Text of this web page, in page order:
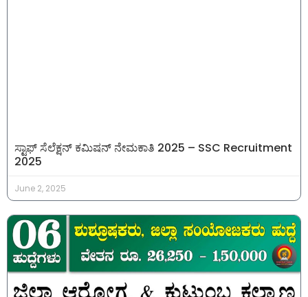
ಸ್ಟಾಫ್ ಸೆಲೆಕ್ಷನ್ ಕಮಿಷನ್ ನೇಮಕಾತಿ 2025 – SSC Recruitment
2025
June 2, 2025